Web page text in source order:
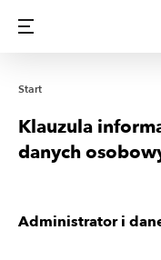
Start
Klauzula
danych
Administrator i